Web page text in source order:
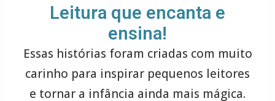
Leitura que encanta e
ensina!
Essas histórias foram criadas com muito
carinho para inspirar pequenos leitores
e tornar a infância ainda mais mágica.